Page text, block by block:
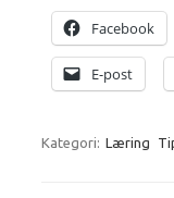
Facebook
E-post
Kategori: Læring